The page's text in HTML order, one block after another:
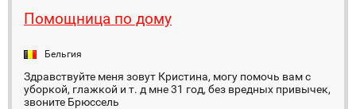
Помощница по дому
Бельгия
Здравствуйте меня зовут Кристина, могу помочь вам с
уборкой, глажкой и т. д мне 31 год, без вредных привычек,
звоните Брюссель